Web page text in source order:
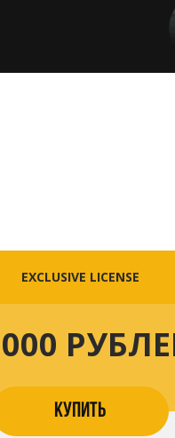
EXCLUSIVE LICENSE
КУПИТЬ